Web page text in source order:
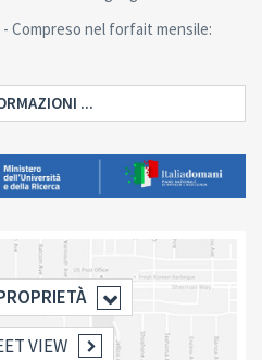
Compreso nel forfait mensile:
...
VIEW